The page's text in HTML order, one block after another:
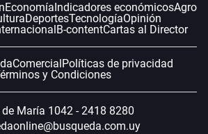
Economía Indicadores económicosAgro
DeportesTecnologíaOpinión
B-contentCartas al Director
Comercial Políticas de privacidad
y Condiciones
de María 1042 - 2418 8280